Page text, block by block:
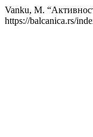
Vanku, M.
https://balcanica.rs/